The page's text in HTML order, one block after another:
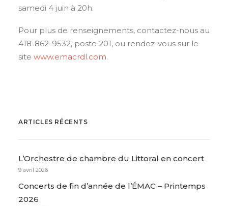
samedi 4 juin à 20h.
Pour plus de renseignements, contactez-nous au
418-862-9532, poste 201, ou rendez-vous sur le
site www.emacrdl.com.
ARTICLES RÉCENTS
L’Orchestre de chambre du Littoral en concert
9 avril 2026
Concerts de fin d’année de l’ÉMAC – Printemps
2026